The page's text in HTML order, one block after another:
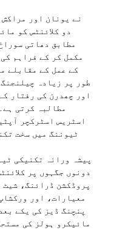
دو کلائنٹس کو
مطابق دھاتی
مکمل کر کے فراہم
کے عمل کے مقابلے
طور پر زیادہ
اور چھدرن کی رفتار
مطالبہ کرتی
اسٹریس اسٹرکچر
ٹیوننگ میں سخت
دونوں جگہوں پر
پروڈکشن ڈرائنگ، شیٹ
معیارات، اور
پنچنگ ڈیز کی یکے